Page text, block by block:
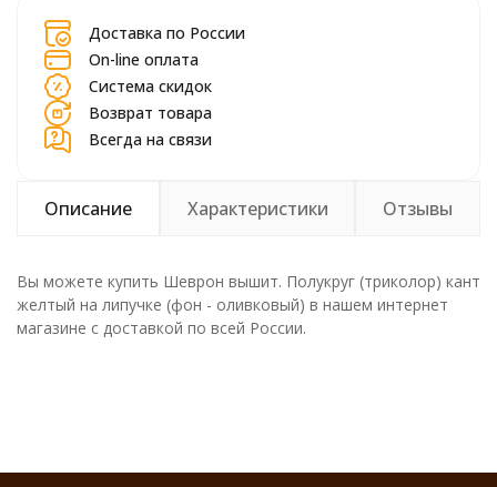
Доставка по России
On-line оплата
Система скидок
Возврат товара
Всегда на связи
Описание Характеристики Отзывы
Вы можете купить Шеврон вышит. Полукруг (триколор) кант
желтый на липучке (фон - оливковый) в нашем интернет
магазине с доставкой по всей России.